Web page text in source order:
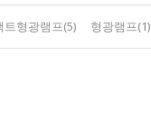
트형광램프(5) 형광램프(1)